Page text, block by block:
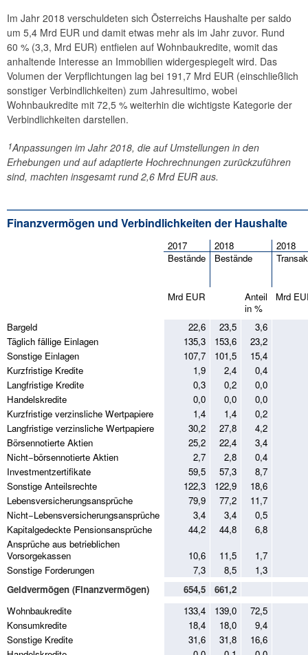
Im Jahr 2018 verschuldeten sich Österreichs Haushalte per saldo
um 5,4 Mrd EUR und damit etwas mehr als im Jahr zuvor. Rund
60 % (3,3, Mrd EUR) entfielen auf Wohnbaukredite, womit das
anhaltende Interesse an Immobilien widergespiegelt wird. Das
Volumen der Verpflichtungen lag bei 191,7 Mrd EUR (einschließlich
sonstiger Verbindlichkeiten) zum Jahresultimo, wobei
Wohnbaukredite mit 72,5 % weiterhin die wichtigste Kategorie der
Verbindlichkeiten darstellen.
1Anpassungen im Jahr 2018, die auf Umstellungen in den
Erhebungen und auf adaptierte Hochrechnungen zurückzuführen
sind, machten insgesamt rund 2,6 Mrd EUR aus.
Finanzvermögen und Verbindlichkeiten der Haushalte
2017 2018
2018
Bestände
Bestände
Mrd EUR
Anteil
in %
Mrd
Bargeld 22,6 23,5
3,6
Täglich fällige Einlagen
135,3 153,6
23,2
Sonstige Einlagen
107,7 101,5
15,4
Kurzfristige Kredite
1,9 2,4
0,4
Langfristige Kredite
0,3 0,2
0,0
Handelskredite
0,0 0,0
0,0
Kurzfristige verzinsliche Wertpapiere
1,4 1,4
0,2
Langfristige verzinsliche Wertpapiere
30,2 27,8
4,2
Börsennotierte Aktien
25,2 22,4
3,4
Nicht−börsennotierte Aktien
2,7 2,8
0,4
Investmentzertifikate
59,5 57,3
8,7
Sonstige Anteilsrechte
122,3 122,9
18,6
Lebensversicherungsansprüche
79,9 77,2
11,7
Nicht−Lebensversicherungsansprüche
3,4 3,4
0,5
Kapitalgedeckte Pensionsansprüche
44,2 44,8
6,8
Ansprüche aus betrieblichen
Vorsorgekassen
10,6 11,5
1,7
Sonstige Forderungen
7,3 8,5
1,3
Geldvermögen (Finanzvermögen)
654,5
661,2
Wohnbaukredite
133,4 139,0
72,5
Konsumkredite
18,4 18,0
9,4
Sonstige Kredite
31,6 31,8
16,6